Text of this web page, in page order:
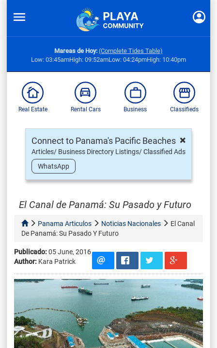
Mareas de Hoy: (Complete Tides Table)
Low: 03:45amHigh: 09:52amLow: 04:24pmHigh: 10:40pm
Real Estate Rental Cars Business Classifieds
×
Connect to Panama's Pacific Beaches
Articles/ Business Directory Listings/ Classified Ads
WhatsApp
El Canal de Panamá: Su Pasado y Futuro
Panama Articulos Noticias Nacionales
El Canal
De Panamá: Su Pasado Y Futuro
Publicado:05 June, 2016
Author: Kara Patrick